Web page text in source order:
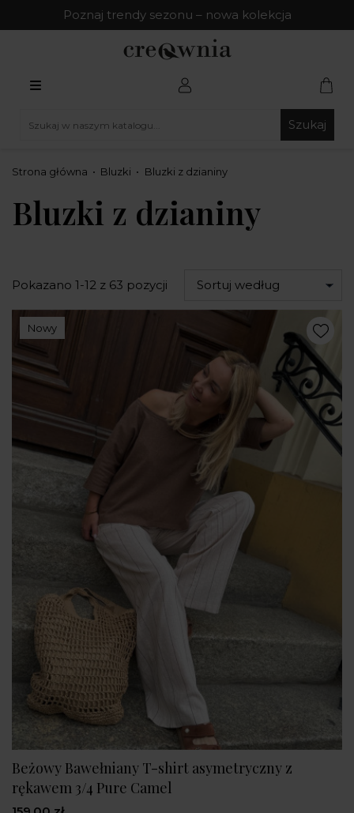
Poznaj trendy sezonu – nowa kolekcja
Szukaj
Strona główna Bluzki Bluzki z dzianiny
Bluzki z dzianiny
Pokazano 1-12 z 63 pozycji Sortuj według
Nowy
Beżowy Bawełniany T-shirt asymetryczny z
rękawem 3/4 Pure Camel